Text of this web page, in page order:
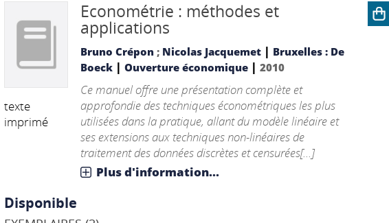
texte
imprimé
Econométrie : méthodes et
applications
Bruno Crépon ; Nicolas Jacquemet | Bruxelles : De
Boeck| Ouverture économique| 2010
Ce manuel offre une présentation complète et
approfondie des techniques économétriques les plus
utilisées dans la pratique, allant du modèle linéaire et
ses extensions aux techniques non-linéaires de
traitement des données discrètes et censurées[...]
Plus d'information...
Disponible